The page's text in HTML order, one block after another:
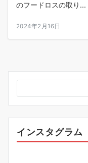
のフードロスの取り...
2024年2月16日
インスタグラム